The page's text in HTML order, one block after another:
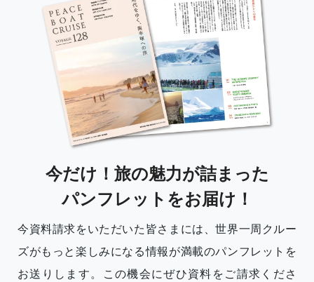
今だけ！旅の魅力が詰まった
パンフレットをお届け！
今資料請求をいただいた皆さまには、世界一周クルー
ズがもっと楽しみになる情報が満載のパンフレットを
お送りします。この機会にぜひ資料をご請求くださ